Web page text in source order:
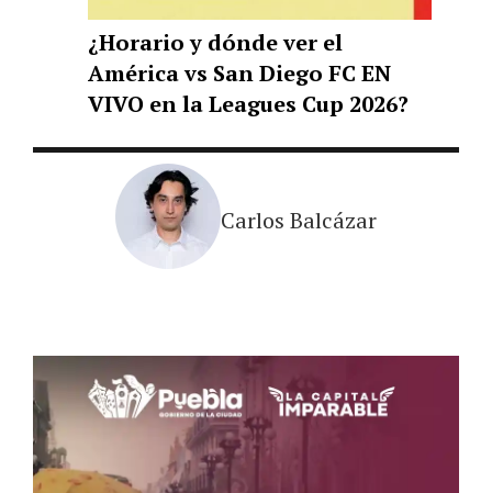
¿Horario y dónde ver el
América vs San Diego FC EN
VIVO en la Leagues Cup 2026?
Carlos Balcázar